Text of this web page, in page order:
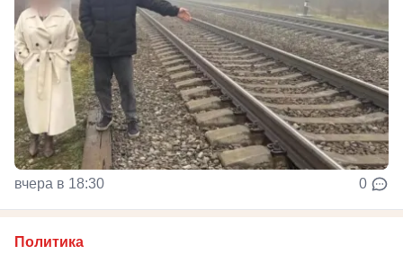
вчера в 18:30 0
Политика